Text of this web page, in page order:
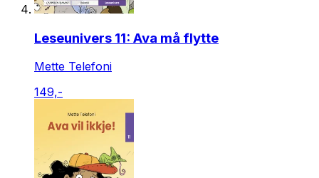
Leseunivers 11: Ava må flytte
Mette Telefoni
149,-